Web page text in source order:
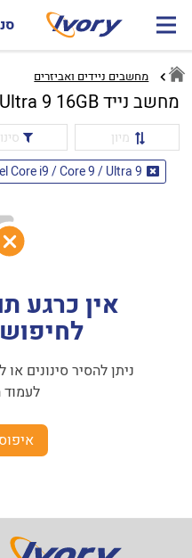
מחשבים ניידים ואביזרים
מחשב נייד Intel Core i9 / Core 9 / Ultra 9 16GB
מיון
Core i9 / Core 9 / Ultra 9
אין כרגע
ניתן להסיר סינונים
לעמוד